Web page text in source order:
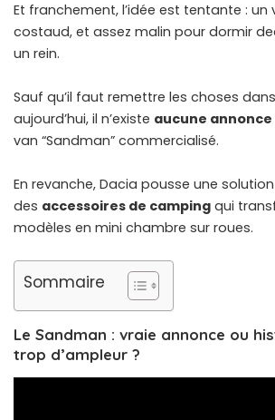
Et franchement, l’idée est tentante : un
costaud, et assez malin pour dormir
un rein.
Sauf qu’il faut remettre les choses
aujourd’hui, il n’existe aucune
van “Sandman” commercialisé.
En revanche, Dacia pousse une
des accessoires de camping qui
modèles en mini chambre sur roues.
Sommaire
Le Sandman : vraie annonce ou
trop d’ampleur ?